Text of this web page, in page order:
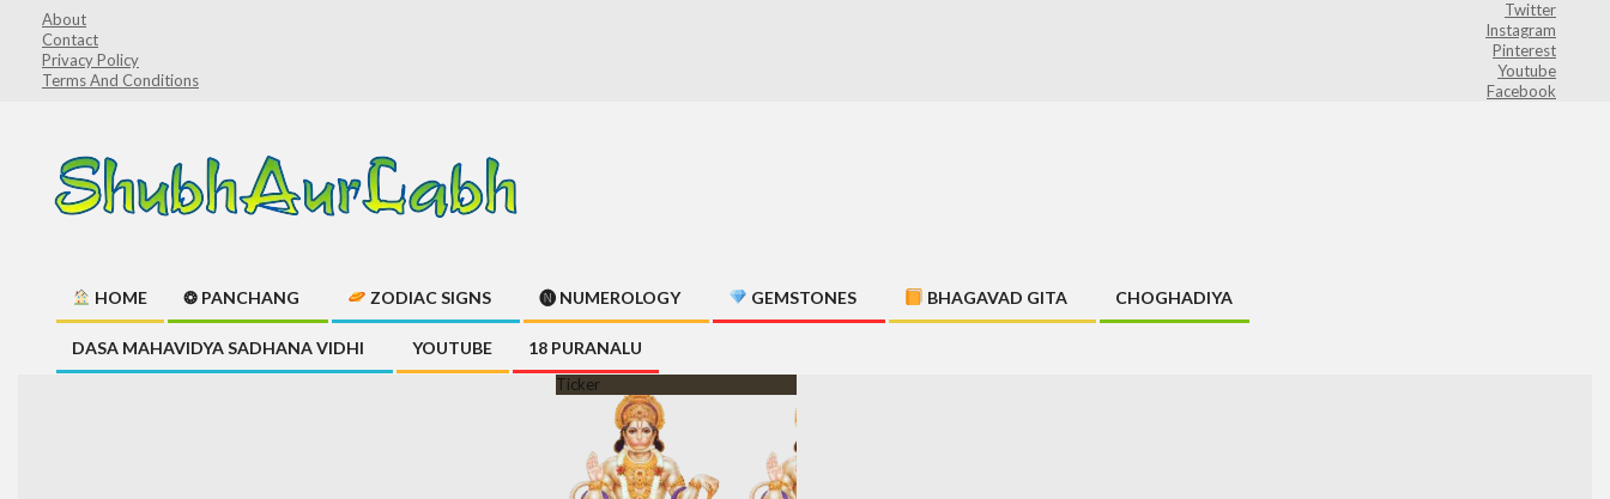
content
About
Contact
Privacy Policy
Terms And Conditions
Twitter
Instagram
Pinterest
Youtube
Facebook
HOME ❂ PANCHANG ZODIAC SIGNS 🅝 NUMEROLOGY GEMSTONES BHAGAVAD GITA CHOGHADIYA
DASA MAHAVIDYA SADHANA VIDHI YOUTUBE 18 PURANALU
Ticker